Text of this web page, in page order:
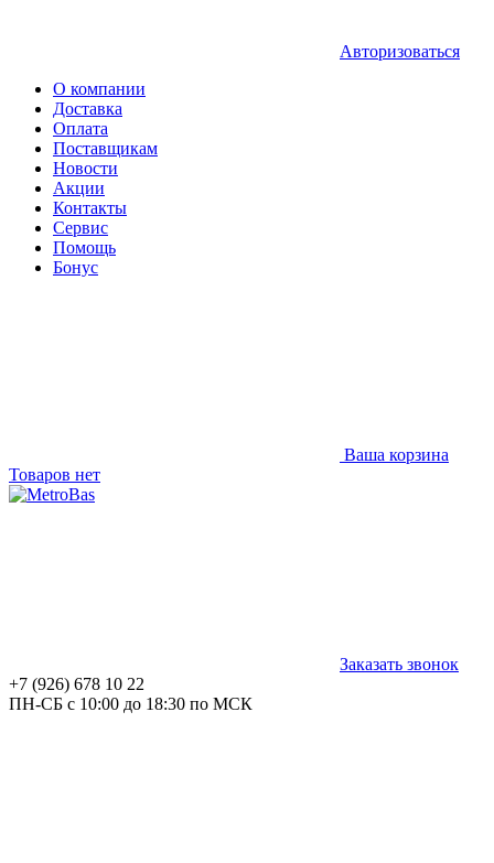
Авторизоваться
О компании
Доставка
Оплата
Поставщикам
Новости
Акции
Контакты
Сервис
Помощь
Бонус
Ваша корзина
Товаров нет
Заказать звонок
+7 (926) 678 10 22
ПН-СБ с 10:00 до 18:30 по МСК